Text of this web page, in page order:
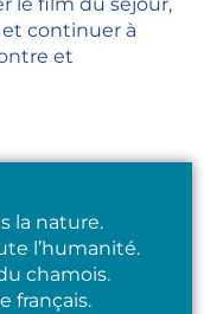
continuer à
et
la nature.
l’humanité.
chamois.
français.